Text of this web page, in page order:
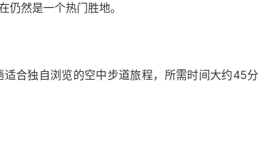
然是一个热门胜地。
合独自浏览的空中步道旅程，所需时间大约45分